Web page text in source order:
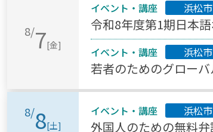
8/7[金]
イベント・講座 浜松市
令和8年度第1期日本
イベント・講座 浜松市
若者のためのグロー
8/8[土]
イベント・講座 浜松市
外国人のための無料